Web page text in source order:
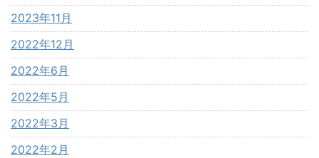
2023年11月
2022年12月
2022年6月
2022年5月
2022年3月
2022年2月